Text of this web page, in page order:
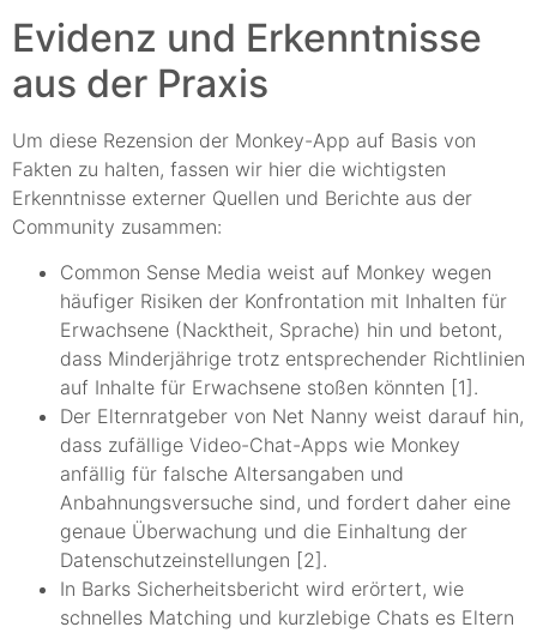
Evidenz und Erkenntnisse
aus der Praxis
Um diese Rezension der Monkey-App auf Basis von
Fakten zu halten, fassen wir hier die wichtigsten
Erkenntnisse externer Quellen und Berichte aus der
Community zusammen:
Common Sense Media weist auf Monkey wegen
häufiger Risiken der Konfrontation mit Inhalten für
Erwachsene (Nacktheit, Sprache) hin und betont,
dass Minderjährige trotz entsprechender Richtlinien
auf Inhalte für Erwachsene stoßen könnten [1].
Der Elternratgeber von Net Nanny weist darauf hin,
dass zufällige Video-Chat-Apps wie Monkey
anfällig für falsche Altersangaben und
Anbahnungsversuche sind, und fordert daher eine
genaue Überwachung und die Einhaltung der
Datenschutzeinstellungen [2].
In Barks Sicherheitsbericht wird erörtert, wie
schnelles Matching und kurzlebige Chats es Eltern